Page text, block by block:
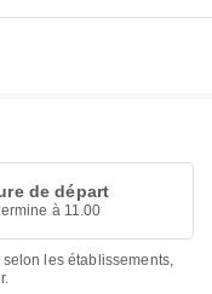
de départ
à 11.00
les établissements,